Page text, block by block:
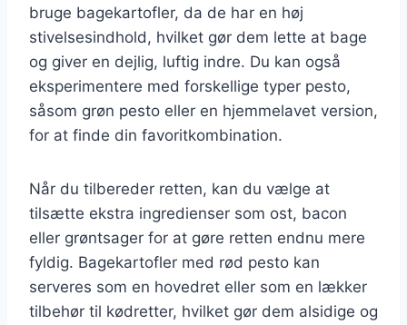
bruge bagekartofler, da de har en høj
stivelsesindhold, hvilket gør dem lette at bage
og giver en dejlig, luftig indre. Du kan også
eksperimentere med forskellige typer pesto,
såsom grøn pesto eller en hjemmelavet version,
for at finde din favoritkombination.
Når du tilbereder retten, kan du vælge at
tilsætte ekstra ingredienser som ost, bacon
eller grøntsager for at gøre retten endnu mere
fyldig. Bagekartofler med rød pesto kan
serveres som en hovedret eller som en lækker
tilbehør til kødretter, hvilket gør dem alsidige og